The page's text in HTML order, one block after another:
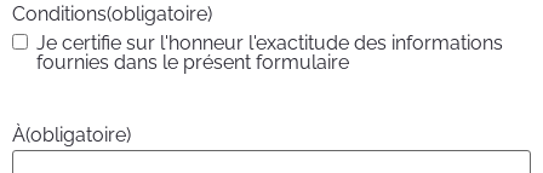
Conditions(obligatoire)
Je certifie sur l'honneur l'exactitude des informations
fournies dans le présent formulaire
À(obligatoire)